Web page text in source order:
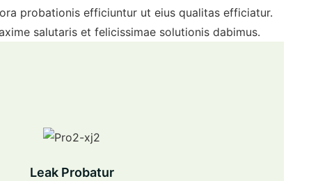
probationis efficiuntur ut eius qualitas efficiatur.
salutaris et felicissimae solutionis dabimus.
Leak Probatur